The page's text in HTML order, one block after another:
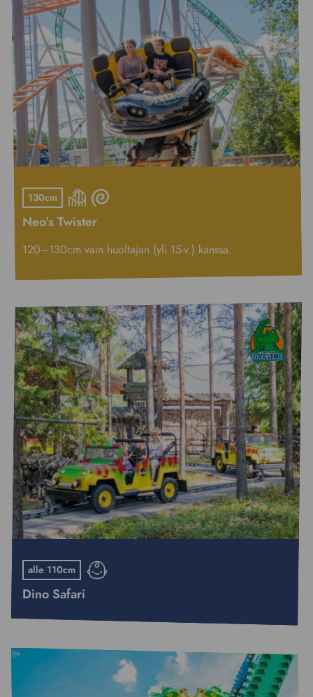
130cm
Neo’s Twister
120–130cm vain huoltajan (yli 15-v.) kanssa.
alle 110cm
Dino Safari